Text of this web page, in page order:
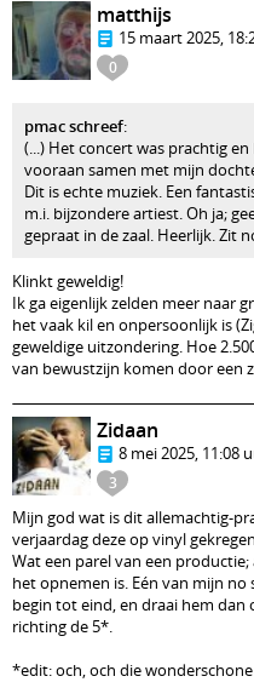
0
matthijs
15 maart 2025,
pmac schreef:
(...) Het concert was prachtig
vooraan samen met mijn
Dit is echte muziek. Een
m.i. bijzondere artiest. Oh ja;
gepraat in de zaal. Heerlijk. Zit
Klinkt geweldig!
Ik ga eigenlijk zelden meer naar
het vaak kil en onpersoonlijk is
geweldige uitzondering. Hoe
van bewustzijn komen door een
3
Zidaan
8 mei 2025, 11:08
Mijn god wat is dit allemachtig-
verjaardag deze op vinyl
Wat een parel van een
het opnemen is. Eén van mijn
begin tot eind, en draai hem
richting de 5*.
*edit: och, och die